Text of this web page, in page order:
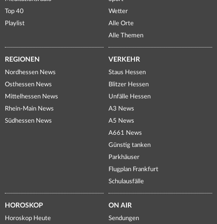
Top 40
Playlist
Wetter
Alle Orte
Alle Themen
REGIONEN
Nordhessen News
Osthessen News
Mittelhessen News
Rhein-Main News
Südhessen News
VERKEHR
Staus Hessen
Blitzer Hessen
Unfälle Hessen
A3 News
A5 News
A661 News
Günstig tanken
Parkhäuser
Flugplan Frankfurt
Schulausfälle
HOROSKOP
Horoskop Heute
ON AIR
Sendungen